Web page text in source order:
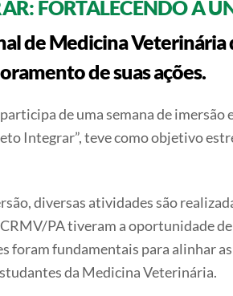
FORTALECENDO A
de Medicina Veterinária
de suas ações.
de uma semana de
Integrar”, teve como objetivo
diversas atividades são
PA tiveram a oportunidade
foram fundamentais para alinhar
da Medicina Veterinária.